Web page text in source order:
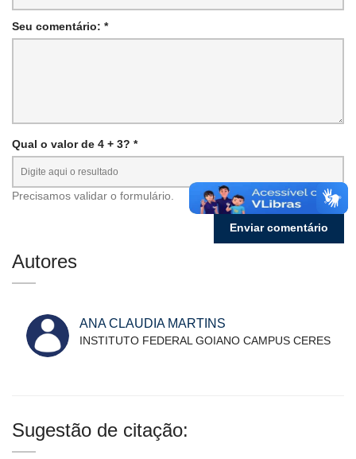
Seu comentário: *
Qual o valor de 4 + 3? *
Precisamos validar o formulário.
Autores
ANA CLAUDIA MARTINS
INSTITUTO FEDERAL GOIANO CAMPUS CERES
Sugestão de citação: